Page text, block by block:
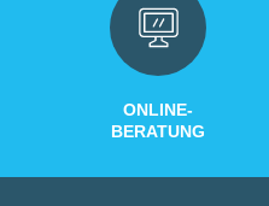
ONLINE-
BERATUNG